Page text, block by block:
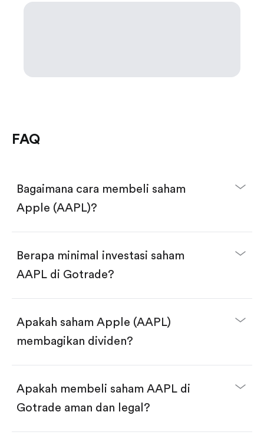
FAQ
Bagaimana cara membeli saham
Apple (AAPL)?
Buka akun dan selesaikan KYC.
Lakukan deposit.
Cari kode "AAPL", lalu klik "Trade".
Klik tombol "Buy".
dua pilihan:
Beli saham secara fractional dalam jumlah
dollar, bisa mulai dari $1.
Swipe up untuk konfirmasi order, pembelian
Berapa minimal investasi saham
AAPL di Gotrade?
Apakah saham Apple (AAPL)
membagikan dividen?
Apakah membeli saham AAPL di
Gotrade aman dan legal?